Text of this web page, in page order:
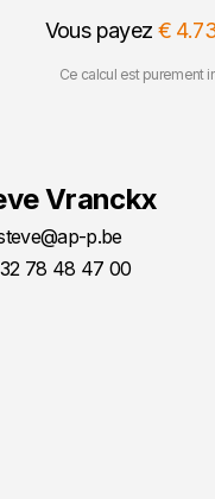
Vous payez €
Ce calcul est purement
Vranckx
p.be
78 48 47 00